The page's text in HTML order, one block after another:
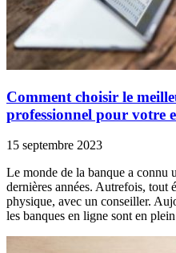
Comment choisir le
professionnel pour votre
15 septembre 2023
Le monde de la banque a connu
dernières années. Autrefois, tout
physique, avec un conseiller.
les banques en ligne sont en